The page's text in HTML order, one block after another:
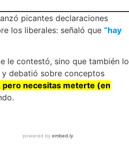
picantes declaraciones
los liberales: señaló que “hay
le contestó, sino que también lo
y debatió sobre conceptos
pero necesitas meterte (en